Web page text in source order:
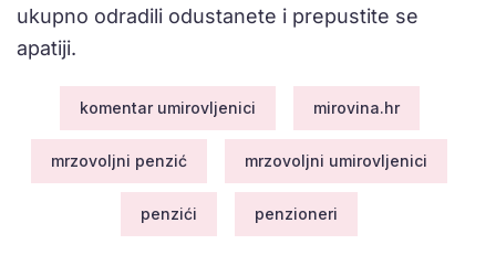
ukupno odradili odustanete i prepustite se
apatiji.
komentar umirovljenici mirovina.hr
mrzovoljni penzić mrzovoljni umirovljenici
penzići penzioneri